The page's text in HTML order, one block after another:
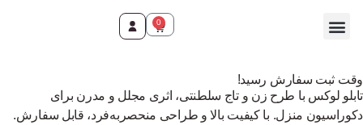
0
وقت ثبت سفارش رسید!
تابلو لوکس با طرح زن و تاج سلطنتی، اثری مجلل و مدرن برای
دکوراسیون منزل. با کیفیت بالا و طراحی منحصربه‌فرد، قابل سفارش.